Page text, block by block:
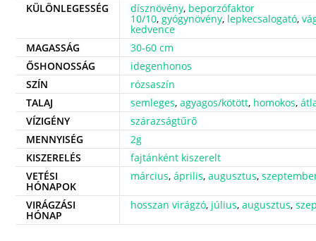
KÜLÖNLEGESSÉG
dísznövény, beporzófaktor
10/10,gyógynövény, lepkecsalogató,
kedvence
MAGASSÁG
30-60 cm
ŐSHONOSSÁG
idegenhonos
SZÍN
rózsaszín
TALAJ
semleges,agyagos/kötött, homokos,
VÍZIGÉNY
szárazságtűrő
MENNYISÉG
2g
KISZERELÉS
fajtánként kiszerelt
VETÉSI
HÓNAPOK
március,április,augusztus,
VIRÁGZÁSI
HÓNAP
hosszan virágzó, július,augusztus,